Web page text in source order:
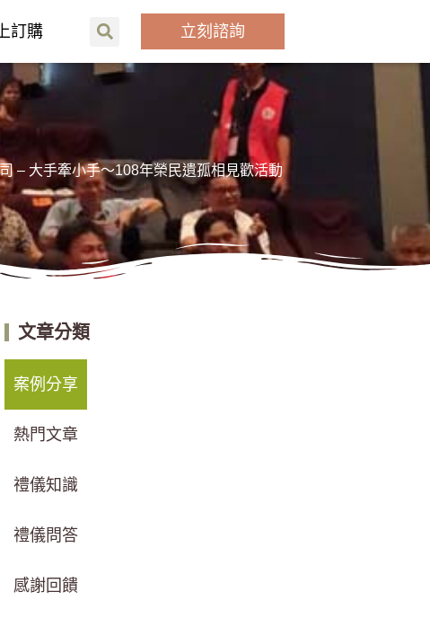
訂購 立刻諮詢
– 大手牽小手～108年榮民遺孤相見歡活動
文章分類
案例分享
熱門文章
禮儀知識
禮儀問答
感謝回饋